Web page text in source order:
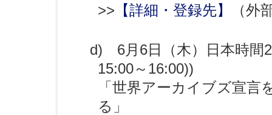
>> 【詳細・登録先】 （外
d) 6月6日（木）日本時間
15:00～16:00))
「世界アーカイブズ宣
る」